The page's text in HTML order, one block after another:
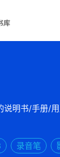
说明书/手册/
录音笔